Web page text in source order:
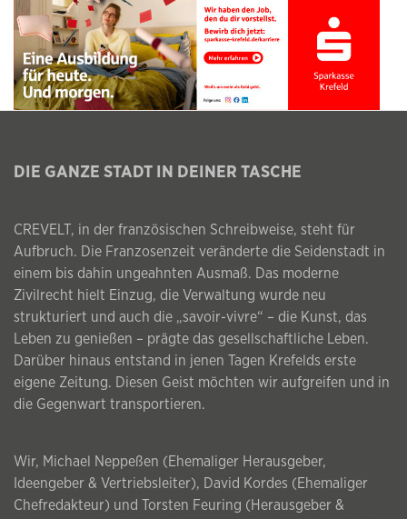
DIE GANZE STADT IN DEINER TASCHE
CREVELT, in der französischen Schreibweise, steht für
Aufbruch. Die Franzosenzeit veränderte die Seidenstadt in
einem bis dahin ungeahnten Ausmaß. Das moderne
Zivilrecht hielt Einzug, die Verwaltung wurde neu
strukturiert und auch die „savoir-vivre“ – die Kunst, das
Leben zu genießen – prägte das gesellschaftliche Leben.
Darüber hinaus entstand in jenen Tagen Krefelds erste
eigene Zeitung. Diesen Geist möchten wir aufgreifen und in
die Gegenwart transportieren.
Wir, Michael Neppeßen (Ehemaliger Herausgeber,
Ideengeber & Vertriebsleiter), David Kordes (Ehemaliger
Chefredakteur) und Torsten Feuring (Herausgeber &